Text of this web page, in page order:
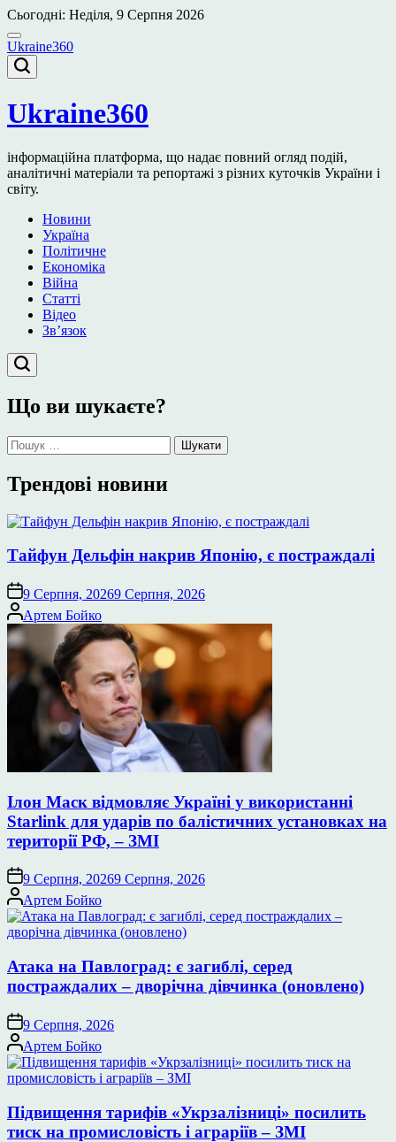
Перейти
до
вмісту
Сьогодні: Неділя, 9 Серпня 2026
Ukraine360
Ukraine360
інформаційна платформа, що надає повний огляд подій,
аналітичні матеріали та репортажі з різних куточків України і
світу.
Новини
Україна
Політичне
Економіка
Війна
Статті
Відео
Зв’язок
Що ви шукаєте?
Пошук:
Трендові новини
Тайфун Дельфін накрив Японію, є постраждалі
9 Серпня, 20269 Серпня, 2026
Опубліковано
Артем Бойко
Ілон Маск відмовляє Україні у використанні
Starlink для ударів по балістичних установках на
території РФ, – ЗМІ
9 Серпня, 20269 Серпня, 2026
Опубліковано
Артем Бойко
Атака на Павлоград: є загиблі, серед
постраждалих – дворічна дівчинка (оновлено)
9 Серпня, 2026
Опубліковано
Артем Бойко
Підвищення тарифів «Укрзалізниці» посилить
тиск на промисловість і аграріїв – ЗМІ